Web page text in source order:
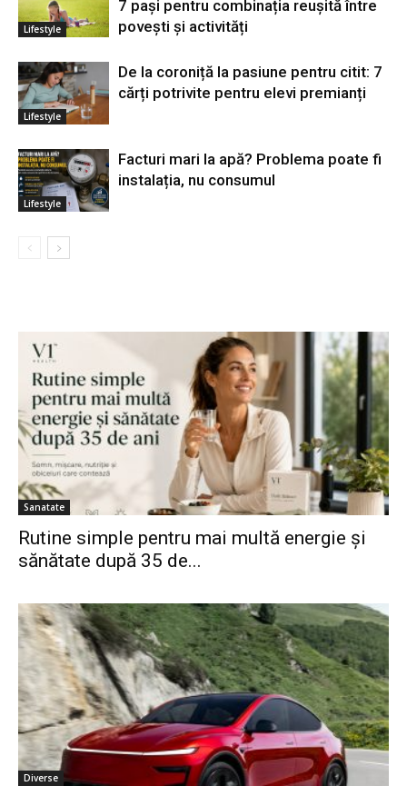
Lifestyle
7 pași pentru combinația reușită între
povești și activități
Lifestyle
De la coroniță la pasiune pentru citit: 7
cărți potrivite pentru elevi premianți
Lifestyle
Facturi mari la apă? Problema poate fi
instalația, nu consumul
Sanatate
Rutine simple pentru mai multă energie și
sănătate după 35 de...
Diverse